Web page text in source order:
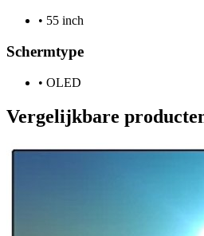
• 55 inch
Schermtype
• OLED
Vergelijkbare